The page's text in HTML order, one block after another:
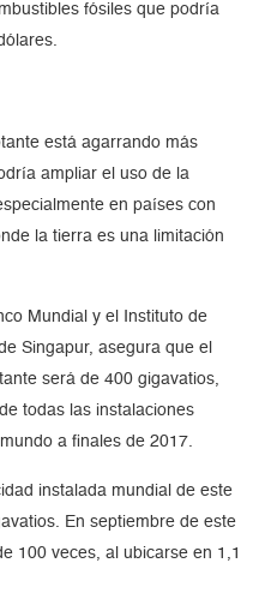
fósiles que podría
está agarrando más
ampliar el uso de la
en países con
la tierra es una limitación
Mundial y el Instituto de
Singapur, asegura que el
será de 400 gigavatios,
todas las instalaciones
a finales de 2017.
instalada mundial de este
En septiembre de este
100 veces, al ubicarse en 1,1